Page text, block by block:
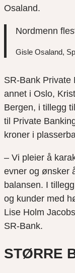
Osaland.
Nordmenn
Gisle Osaland,
SR-Bank Private
annet i Oslo,
Bergen, i tillegg
til Private
kroner i
– Vi pleier å
evner og ønsker
balansen. I
og kunder med
Lise Holm
SR-Bank.
STØRRE